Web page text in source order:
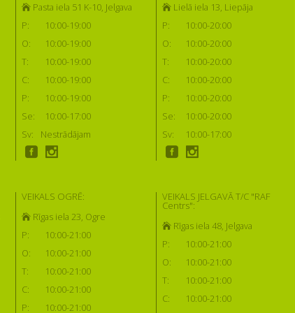
Pasta iela 51 K-10, Jelgava
P:
10:00-19:00
O:
10:00-19:00
T:
10:00-19:00
C:
10:00-19:00
P:
10:00-19:00
Se:
10:00-17:00
Sv:
Nestrādājam
Lielā iela 13, Liepāja
P:
10:00-20:00
O:
10:00-20:00
T:
10:00-20:00
C:
10:00-20:00
P:
10:00-20:00
Se:
10:00-20:00
Sv:
10:00-17:00
VEIKALS OGRĒ:
Rīgas iela 23, Ogre
P:
10:00-21:00
O:
10:00-21:00
T:
10:00-21:00
C:
10:00-21:00
P:
10:00-21:00
VEIKALS JELGAVĀ T/C "RAF
Centrs":
Rīgas iela 48, Jelgava
P:
10:00-21:00
O:
10:00-21:00
T:
10:00-21:00
C:
10:00-21:00